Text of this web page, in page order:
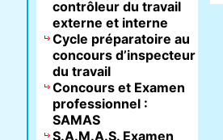
contrôleur du travail
externe et interne
Cycle préparatoire au
concours d’inspecteur
du travail
Concours et Examen
professionnel :
SAMAS
S.A.M.A.S. Examen